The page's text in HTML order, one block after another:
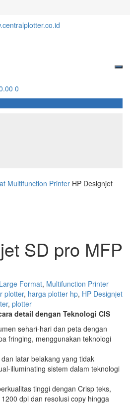
0
Multifunction Printer HP Designjet
SD pro MFP
Large Format, Multifunction Printer
plotter, harga plotter hp, HP Designjet
, plotter
detail dengan Teknologi CIS
sehari-hari dan peta dengan
fringing, menggunakan teknologi
latar belakang yang tidak
illuminating sistem dalam teknologi
tinggi dengan Crisp teks,
dpi dan resolusi copy hingga